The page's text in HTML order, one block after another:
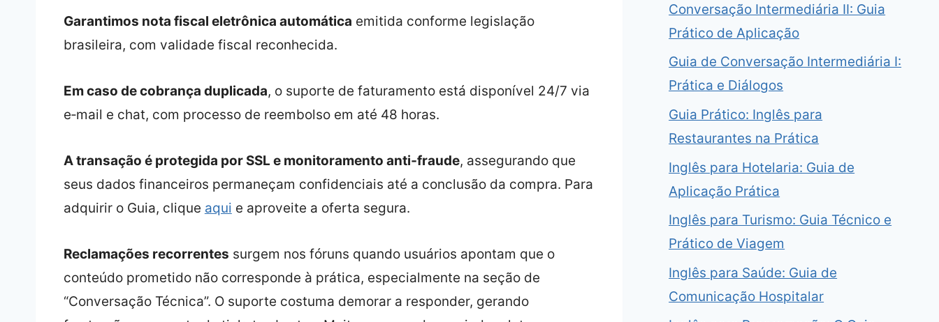
Garantimos nota fiscal eletrônica automática emitida conforme legislação
brasileira, com validade fiscal reconhecida.
Em caso de cobrança duplicada, o suporte de faturamento está disponível 24/7 via
e‑mail e chat, com processo de reembolso em até 48 horas.
A transação é protegida por SSL e monitoramento anti‑fraude, assegurando que
seus dados financeiros permaneçam confidenciais até a conclusão da compra. Para
adquirir o Guia, clique aqui e aproveite a oferta segura.
Reclamações recorrentes surgem nos fóruns quando usuários apontam que o
conteúdo prometido não corresponde à prática, especialmente na seção de
“Conversação Técnica”. O suporte costuma demorar a responder, gerando
Conversação Intermediária II: Guia
Prático de Aplicação
Guia de Conversação Intermediária I:
Prática e Diálogos
Guia Prático: Inglês para
Restaurantes na Prática
Inglês para Hotelaria: Guia de
Aplicação Prática
Inglês para Turismo: Guia Técnico e
Prático de Viagem
Inglês para Saúde: Guia de
Comunicação Hospitalar